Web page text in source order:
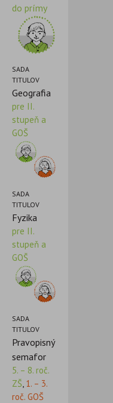
do prímy
SADA
TITULOV
Geografia
pre II.
stupeň a
GOŠ
SADA
TITULOV
Fyzika
pre II.
stupeň a
GOŠ
SADA
TITULOV
Pravopisný
semafor
5. – 8. roč.
ZŠ,1. – 3.
roč. GOŠ